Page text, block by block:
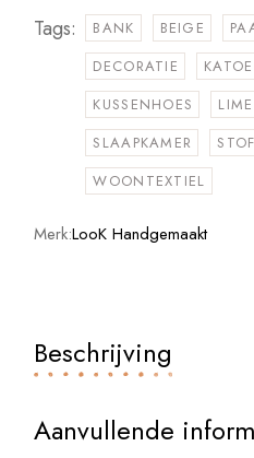
Tags:
BANK BEIGE
DECORATIE
KUSSENHOES
SLAAPKAMER
STOF
WOONTEXTIEL
Merk:LooK Handgemaakt
Beschrijving
Aanvullende